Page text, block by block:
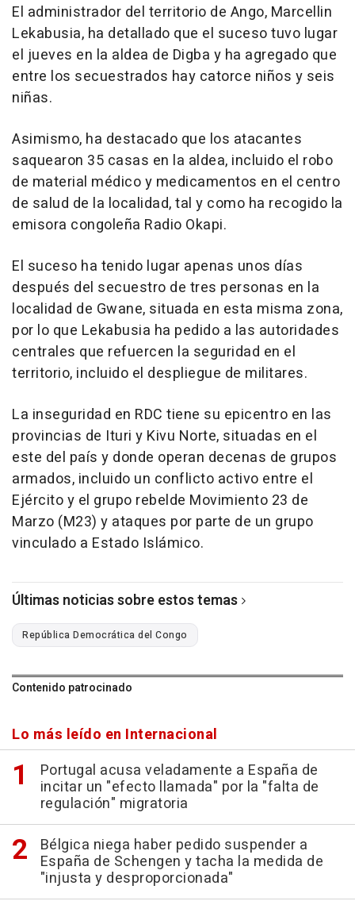
El administrador del territorio de Ango, Marcellin
Lekabusia, ha detallado que el suceso tuvo lugar
el jueves en la aldea de Digba y ha agregado que
entre los secuestrados hay catorce niños y seis
niñas.
Asimismo, ha destacado que los atacantes
saquearon 35 casas en la aldea, incluido el robo
de material médico y medicamentos en el centro
de salud de la localidad, tal y como ha recogido la
emisora congoleña Radio Okapi.
El suceso ha tenido lugar apenas unos días
después del secuestro de tres personas en la
localidad de Gwane, situada en esta misma zona,
por lo que Lekabusia ha pedido a las autoridades
centrales que refuercen la seguridad en el
territorio, incluido el despliegue de militares.
La inseguridad en RDC tiene su epicentro en las
provincias de Ituri y Kivu Norte, situadas en el
este del país y donde operan decenas de grupos
armados, incluido un conflicto activo entre el
Ejército y el grupo rebelde Movimiento 23 de
Marzo (M23) y ataques por parte de un grupo
vinculado a Estado Islámico.
Últimas noticias sobre estos temas
República Democrática del Congo
Contenido patrocinado
Lo más leído en Internacional
Portugal acusa veladamente a España de
incitar un "efecto llamada" por la "falta de
regulación" migratoria
Bélgica niega haber pedido suspender a
España de Schengen y tacha la medida de
"injusta y desproporcionada"